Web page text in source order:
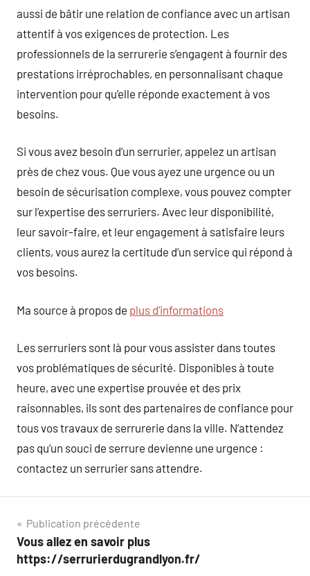
aussi de bâtir une relation de confiance avec un artisan
attentif à vos exigences de protection. Les
professionnels de la serrurerie s’engagent à fournir des
prestations irréprochables, en personnalisant chaque
intervention pour qu’elle réponde exactement à vos
besoins.
Si vous avez besoin d’un serrurier, appelez un artisan
près de chez vous. Que vous ayez une urgence ou un
besoin de sécurisation complexe, vous pouvez compter
sur l’expertise des serruriers. Avec leur disponibilité,
leur savoir-faire, et leur engagement à satisfaire leurs
clients, vous aurez la certitude d’un service qui répond à
vos besoins.
Ma source à propos de plus d’informations
Les serruriers sont là pour vous assister dans toutes
vos problématiques de sécurité. Disponibles à toute
heure, avec une expertise prouvée et des prix
raisonnables, ils sont des partenaires de confiance pour
tous vos travaux de serrurerie dans la ville. N’attendez
pas qu’un souci de serrure devienne une urgence :
contactez un serrurier sans attendre.
Navigation
de
Publication précédente
Vous allez en savoir plus
https://serrurierdugrandlyon.fr/